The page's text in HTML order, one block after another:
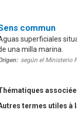
commun
superficiales
una milla marina.
según el Ministerio
termes utiles à